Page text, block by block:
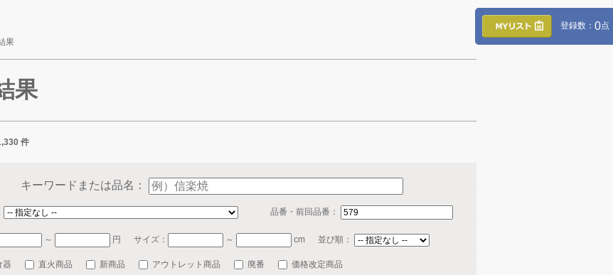
登録数： 0点
果
果
件
キーワードまたは品名：
品番・前回品番：
～ 円 サイズ： ～ cm 並び順：
器 直火商品 新商品 アウトレット商品 廃番 価格改定商品